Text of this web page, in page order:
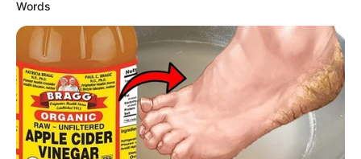
modernsten Zoos Deutschlands mit einmaligen
Erlebnislandschaften. In der riesigen Tropenhalle
Gondwana sind auch im Winterhalbjahr Bootfahrten durch
einen tropischen Regenwald möglich.
Reichstagsgebäude in Berlin
(3 mal
Words